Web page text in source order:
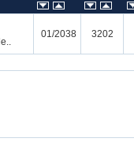
01/2038 3202